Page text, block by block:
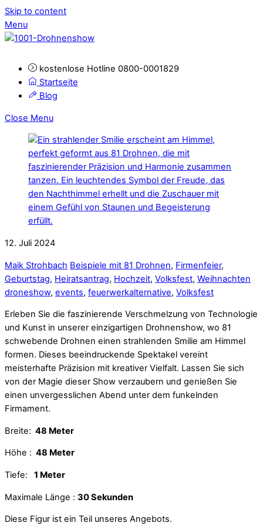
Skip to content
Menu
kostenlose Hotline 0800-0001829
Startseite
Blog
Close Menu
12. Juli 2024
Maik Strohbach Beispiele mit 81 Drohnen, Firmenfeier,
Geburtstag, Heiratsantrag, Hochzeit, Volksfest, Weihnachten
droneshow, events, feuerwerkalternative, Volksfest
Erleben Sie die faszinierende Verschmelzung von Technologie
und Kunst in unserer einzigartigen Drohnenshow, wo 81
schwebende Drohnen einen strahlenden Smilie am Himmel
formen. Dieses beeindruckende Spektakel vereint
meisterhafte Präzision mit kreativer Vielfalt. Lassen Sie sich
von der Magie dieser Show verzaubern und genießen Sie
einen unvergesslichen Abend unter dem funkelnden
Firmament.
Breite: 48 Meter
Höhe : 48 Meter
Tiefe: 1 Meter
Maximale Länge : 30 Sekunden
Diese Figur ist ein Teil unseres Angebots.